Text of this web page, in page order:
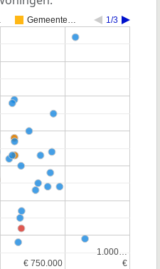
Gemeente… 1/3
€ 750.000
€ 750.000 €
€
1.000…
1.000…